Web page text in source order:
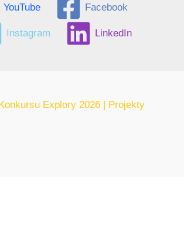
YouTube Facebook
Instagram LinkedIn
Konkursu Explory 2026 | Projekty